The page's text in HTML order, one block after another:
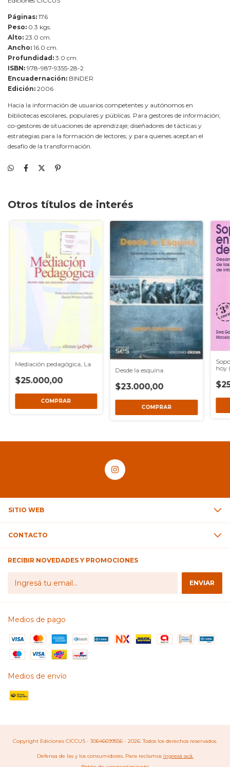
Páginas: 176
Peso: 0.3 kgs.
Alto: 23.0 cm.
Ancho: 16.0 cm.
Profundidad: 3.0 cm.
ISBN: 978-987-9355-28-2
Encuadernación: BINDER
Edición: 2006
Hacia la información de usuarios competentes y autónomos en
bibliotecas escolares, populares y públicas. Para gestores de información;
co-gestores de situaciones de aprendizaje; diseñadores de tácticas y
estrategias para la formación de lectores; y para quienes aceptan el
desafío de la transformación.
Otros títulos de interés
Mediación pedagógica, La
$25.000,00
Desde la esquina
$23.000,00
hoy
SITIO WEB
CONTACTO
RECIBIR NOVEDADES Y PROMOCIONES
Medios de pago
Medios de envío
Copyright Ediciones CICCUS - 30646699556 - 2026. Todos los derechos reservados.
Defensa de las y los consumidores. Para reclamos ingresá acá.